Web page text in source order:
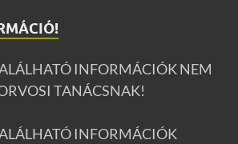
INFORMÁCIÓK NEM
TANÁCSNAK!
INFORMÁCIÓK